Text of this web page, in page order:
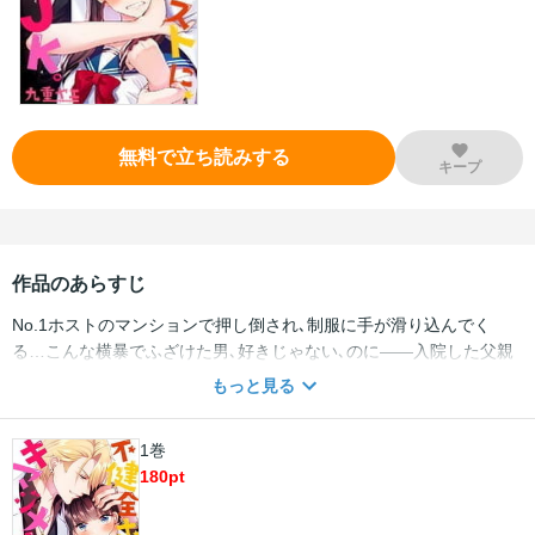
無料で立ち読みする キープ
作品のあらすじ
No.1ホストのマンションで押し倒され､制服に手が滑り込んでく
る…こんな横暴でふざけた男､好きじゃない､のに――入院した父親
の代わりにホストクラブのオーナーになった女子高生･千夏｡出勤初
怒った千夏は､勢いで彼を解雇してしまう｡そのホストこそ､実はお店
の売上No.1ホスト･レイだった!戻ってほしいと謝る千夏を｢なら条件
がある｣と押し倒すレイ｡…まさか､条件って身体で!?
もっと見る
1巻
180pt